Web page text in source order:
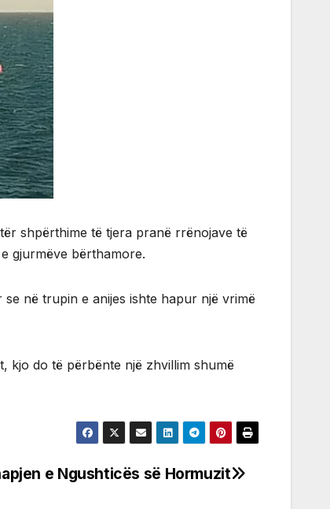
shpërthime të tjera pranë rrënojave të
gjurmëve bërthamore.
në trupin e anijes ishte hapur një vrimë
kjo do të përbënte një zhvillim shumë
e Ngushticës së Hormuzit